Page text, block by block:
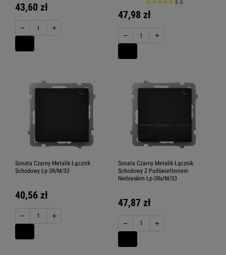
43,60 zł
− +
5.0
47,98 zł
− +
Sonata Czarny Metalik Łącznik
Schodowy Łp-3R/M/33
40,56 zł
− +
Sonata Czarny Metalik Łącznik
Schodowy Z Podświetleniem
Niebieskim Łp-3Rs/M/33
47,87 zł
− +